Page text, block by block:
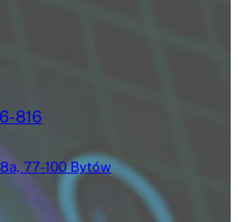
816
77-100 Bytów